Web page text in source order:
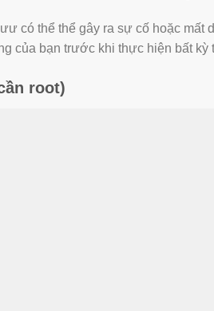
có thể thể gây ra sự cố hoặc mất
của bạn trước khi thực hiện bất kỳ
root)